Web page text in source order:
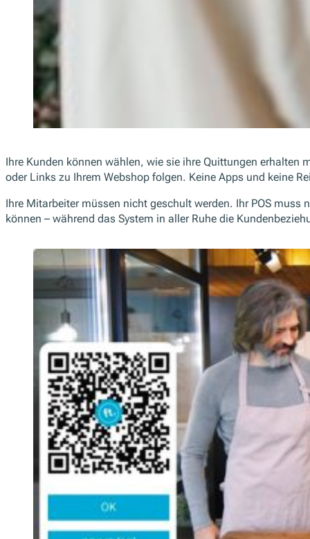
Ihre Kunden können wählen, wie sie ihre Quittungen erhalten
oder Links zu Ihrem Webshop folgen. Keine Apps und keine
Ihre Mitarbeiter müssen nicht geschult werden. Ihr POS
können – während das System in aller Ruhe die